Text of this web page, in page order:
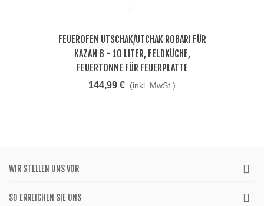
FEUEROFEN UTSCHAK/UTCHAK ROBARI FÜR
KAZAN 8 - 10 LITER, FELDKÜCHE,
FEUERTONNE FÜR FEUERPLATTE
144,99 € (inkl. MwSt.)
WIR STELLEN UNS VOR
SO ERREICHEN SIE UNS